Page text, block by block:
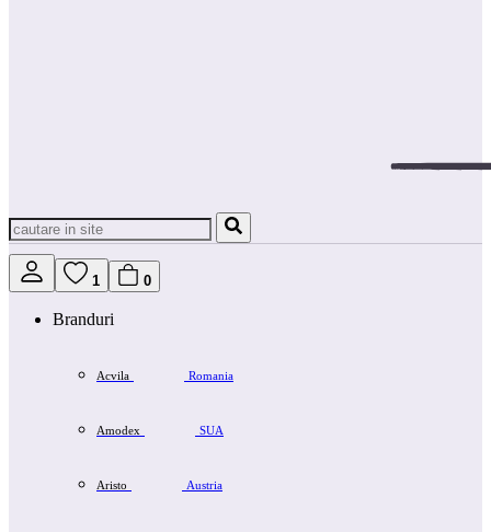
1 0
Branduri
Acvila Romania
Amodex SUA
Aristo Austria